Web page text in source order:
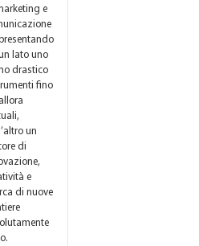
e
lato uno
drastico
fino
un
di
e
di nuove